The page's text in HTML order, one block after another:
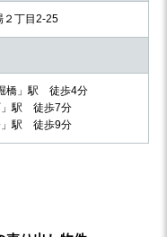
２丁目2-25
橋」駅 徒歩4分
」駅 徒歩7分
」駅 徒歩9分